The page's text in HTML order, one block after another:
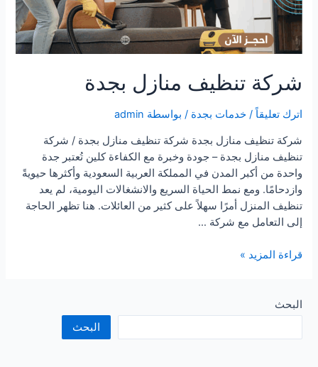
شركة تنظيف منازل بجدة
اترك تعليقاً /خدمات بجدة / بواسطة admin
شركة تنظيف منازل بجدة شركة تنظيف منازل بجدة / شركة
تنظيف منازل بجدة – جودة وخبرة مع الكفاءة كلين تُعتبر جدة
واحدة من أكبر المدن في المملكة العربية السعودية وأكثرها حيويةً
وازدحامًا. ومع نمط الحياة السريع والانشغالات اليومية، لم يعد
تنظيف المنزل أمرًا سهلاً على كثير من العائلات. هنا تظهر الحاجة
إلى التعامل مع شركة …
شركة
بجدة
قراءة المزيد »
البحث
البحث